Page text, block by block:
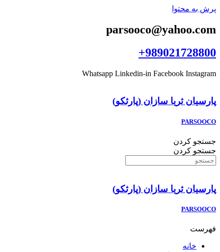
پرش به محتوا
parsooco@yahoo.com
989021728800+
Whatsapp Linkedin-in Facebook Instagram
پارسيان ثريا سازان (پارثكو)
PARSOOCO
جستجو کردن
جستجو کردن
پارسيان ثريا سازان (پارثكو)
PARSOOCO
فهرست
خانه